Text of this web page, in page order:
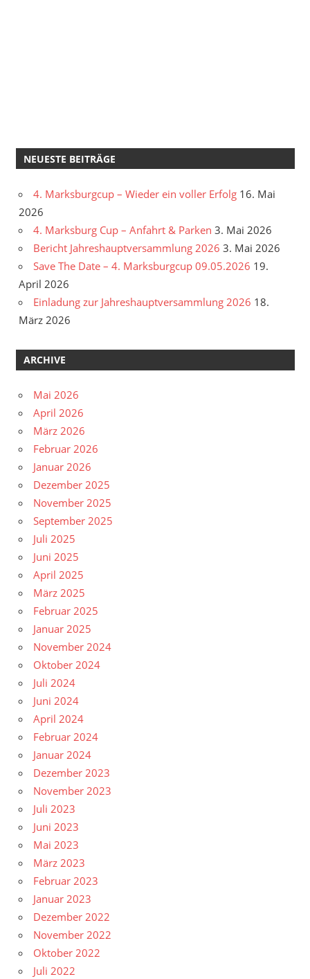
NEUESTE BEITRÄGE
4. Marksburgcup – Wieder ein voller Erfolg 16. Mai
2026
4. Marksburg Cup – Anfahrt & Parken 3. Mai 2026
Bericht Jahreshauptversammlung 2026 3. Mai 2026
Save The Date – 4. Marksburgcup 09.05.2026 19.
April 2026
Einladung zur Jahreshauptversammlung 2026 18.
März 2026
ARCHIVE
Mai 2026
April 2026
März 2026
Februar 2026
Januar 2026
Dezember 2025
November 2025
September 2025
Juli 2025
Juni 2025
April 2025
März 2025
Februar 2025
Januar 2025
November 2024
Oktober 2024
Juli 2024
Juni 2024
April 2024
Februar 2024
Januar 2024
Dezember 2023
November 2023
Juli 2023
Juni 2023
Mai 2023
März 2023
Februar 2023
Januar 2023
Dezember 2022
November 2022
Oktober 2022
Juli 2022